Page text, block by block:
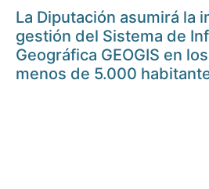
La Diputación asumirá la
gestión del Sistema de
Geográfica GEOGIS en
menos de 5.000